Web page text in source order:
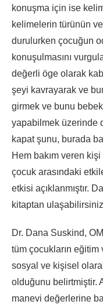
konuşma için ise
kelimelerin türünün
durulurken çocuğun
konuşulmasını
değerli öge olarak
şeyi kavrayarak ve
girmek ve bunu
yapabilmek üzerinde
kapat şunu, burada
Hem bakım veren
çocuk arasındaki
etkisi açıklanmıştır.
kitaptan
Dr. Dana Suskind,
tüm çocukların eğitim
sosyal ve kişisel
olduğunu belirtmiştir.
manevi değerlerine